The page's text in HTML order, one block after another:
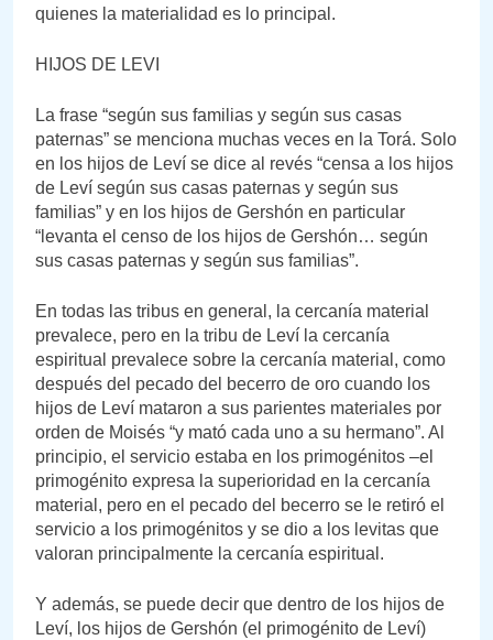
quienes la materialidad es lo principal.
HIJOS DE LEVI
La frase “según sus familias y según sus casas
paternas” se menciona muchas veces en la Torá. Solo
en los hijos de Leví se dice al revés “censa a los hijos
de Leví según sus casas paternas y según sus
familias” y en los hijos de Gershón en particular
“levanta el censo de los hijos de Gershón… según
sus casas paternas y según sus familias”.
En todas las tribus en general, la cercanía material
prevalece, pero en la tribu de Leví la cercanía
espiritual prevalece sobre la cercanía material, como
después del pecado del becerro de oro cuando los
hijos de Leví mataron a sus parientes materiales por
orden de Moisés “y mató cada uno a su hermano”. Al
principio, el servicio estaba en los primogénitos –el
primogénito expresa la superioridad en la cercanía
material, pero en el pecado del becerro se le retiró el
servicio a los primogénitos y se dio a los levitas que
valoran principalmente la cercanía espiritual.
Y además, se puede decir que dentro de los hijos de
Leví, los hijos de Gershón (el primogénito de Leví)